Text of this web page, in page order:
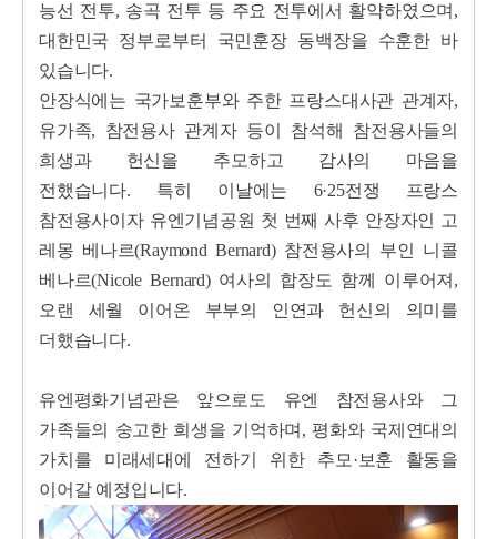
능선 전투, 송곡 전투 등 주요 전투에서 활약하였으며,
대한민국 정부로부터 국민훈장 동백장을 수훈한 바
있습니다.
안장식에는 국가보훈부와 주한 프랑스대사관 관계자,
유가족, 참전용사 관계자 등이 참석해 참전용사들의
희생과 헌신을 추모하고 감사의 마음을
전했습니다. 특히 이날에는 6·25전쟁 프랑스
참전용사이자 유엔기념공원 첫 번째 사후 안장자인 고
레몽 베나르(Raymond Bernard) 참전용사의 부인 니콜
베나르(Nicole Bernard) 여사의 합장도 함께 이루어져,
오랜 세월 이어온 부부의 인연과 헌신의 의미를
더했습니다.
유엔평화기념관은 앞으로도 유엔 참전용사와 그
가족들의 숭고한 희생을 기억하며, 평화와 국제연대의
가치를 미래세대에 전하기 위한 추모·보훈 활동을
이어갈 예정입니다.